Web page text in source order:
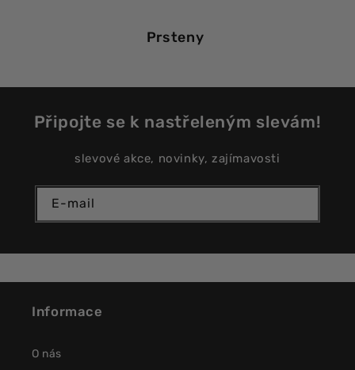
Prsteny
Připojte se k nastřeleným slevám!
slevové akce, novinky, zajímavosti
E-mail
Informace
O nás